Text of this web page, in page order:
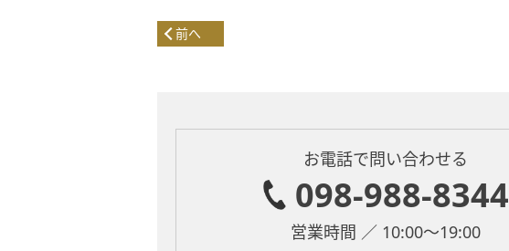
前へ
お電話で問い合わせる
098-988-8344
営業時間 ／ 10:00～19:00